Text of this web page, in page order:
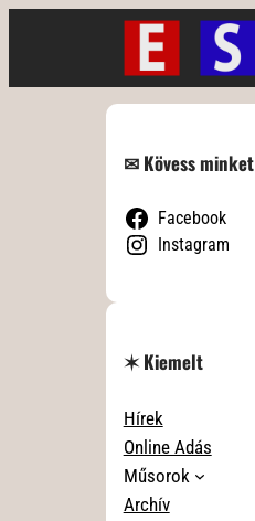
✉ Kövess minket
Facebook
Instagram
✶ Kiemelt
Hírek
Online Adás
Műsorok
Archív